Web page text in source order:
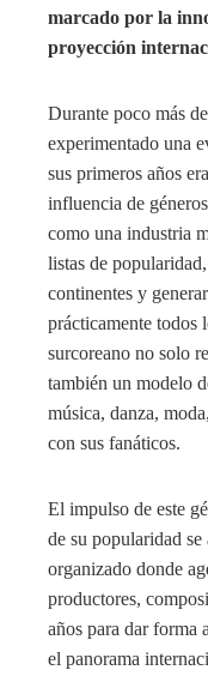
marcado por la
proyección
Durante poco más
experimentado una
sus primeros años
influencia de
como una industria
listas de
continentes y
prácticamente todos
surcoreano no solo
también un modelo
música, danza,
con sus fanáticos.
El impulso de este
de su popularidad
organizado donde
productores,
años para dar forma
el panorama